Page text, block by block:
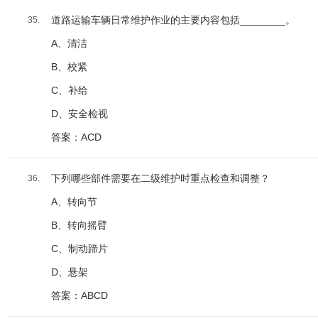
35. 道路运输车辆日常维护作业的主要内容包括________。
A、清洁
B、校紧
C、补给
D、安全检视
答案：ACD
36. 下列哪些部件需要在二级维护时重点检查和调整？
A、转向节
B、转向摇臂
C、制动蹄片
D、悬架
答案：ABCD